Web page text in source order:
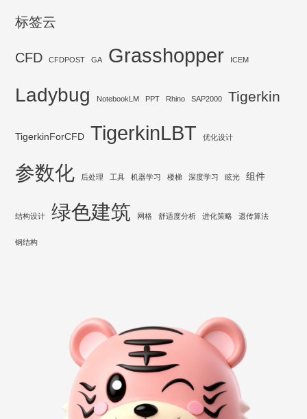
标签云
CFD CFDPOST GA Grasshopper ICEM
Ladybug NotebookLM PPT Rhino SAP2000 Tigerkin
TigerkinForCFD TigerkinLBT 优化设计
参数化 后处理 工具 机器学习 楼梯 深度学习 眩光 组件
结构设计 绿色建筑 网格 舒适度分析 进化策略 遗传算法
钢结构